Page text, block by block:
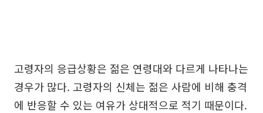
고령자의 응급상황은 젊은 연령대와 다르게 나타나는
경우가 많다. 고령자의 신체는 젊은 사람에 비해 충격
에 반응할 수 있는 여유가 상대적으로 적기 때문이다.